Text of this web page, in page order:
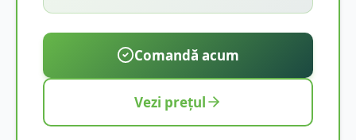
Comandă acum
Vezi prețul